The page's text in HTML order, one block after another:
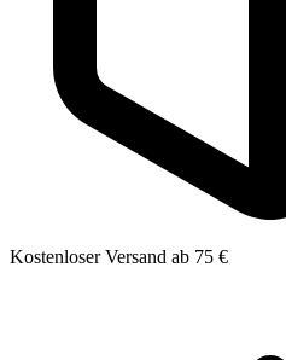
Kostenloser Versand ab 75 €